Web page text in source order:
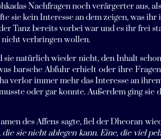
Nachfragen noch verärgerter aus,
sie kein Interesse an dem zeigen, was
Tanz bereits vorbei war und es ihr frei
nicht verbringen wollen.
sie natürlich wieder nicht, den Inhalt
barsche Abfuhr erhielt oder ihre
verlor immer mehr das Interesse an
oder gar konnte. Außerdem ging
des Affens sagte, fiel der Dheoran
die sie nicht ablegen kann. Eine, die viel